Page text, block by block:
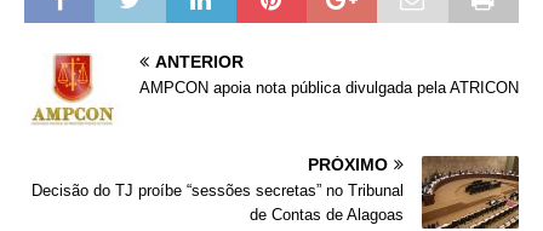
ANTERIOR
AMPCON apoia nota pública divulgada pela ATRICON
PRÓXIMO
Decisão do TJ proíbe “sessões secretas” no Tribunal
de Contas de Alagoas